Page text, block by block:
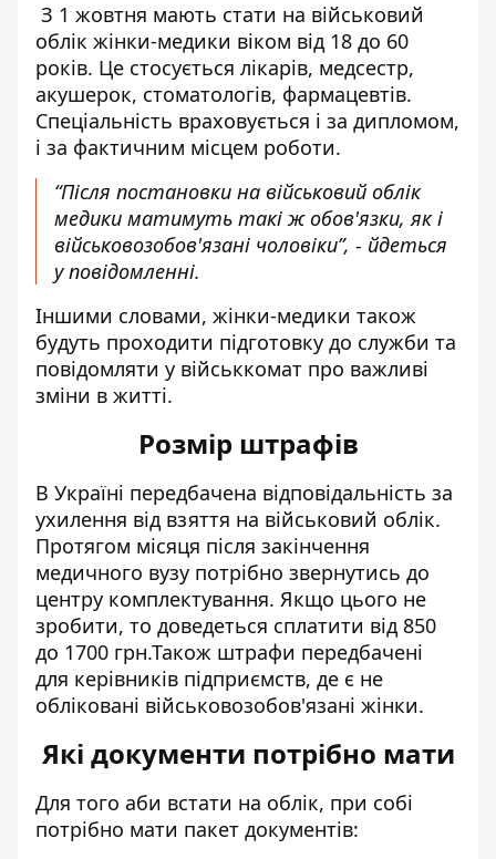
З 1 жовтня мають стати на військовий
облік жінки-медики віком від 18 до 60
років. Це стосується лікарів, медсестр,
акушерок, стоматологів, фармацевтів.
Спеціальність враховується і за дипломом,
і за фактичним місцем роботи.
“Після постановки на військовий облік
медики матимуть такі ж обов'язки, як і
військовозобов'язані чоловіки”, - йдеться
у повідомленні.
Іншими словами, жінки-медики також
будуть проходити підготовку до служби та
повідомляти у військкомат про важливі
зміни в житті.
Розмір штрафів
В Україні передбачена відповідальність за
ухилення від взяття на військовий облік.
Протягом місяця після закінчення
медичного вузу потрібно звернутись до
центру комплектування. Якщо цього не
зробити, то доведеться сплатити від 850
до 1700 грн.Також штрафи передбачені
для керівників підприємств, де є не
обліковані військовозобов'язані жінки.
Які документи потрібно мати
Для того аби встати на облік, при собі
потрібно мати пакет документів: